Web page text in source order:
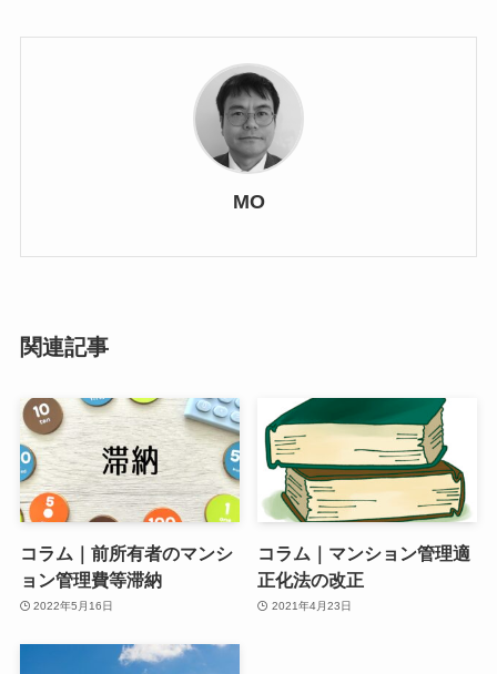
MO
関連記事
コラム｜前所有者のマンシ
ョン管理費等滞納
2022年5月16日
コラム｜マンション管理適
正化法の改正
2021年4月23日